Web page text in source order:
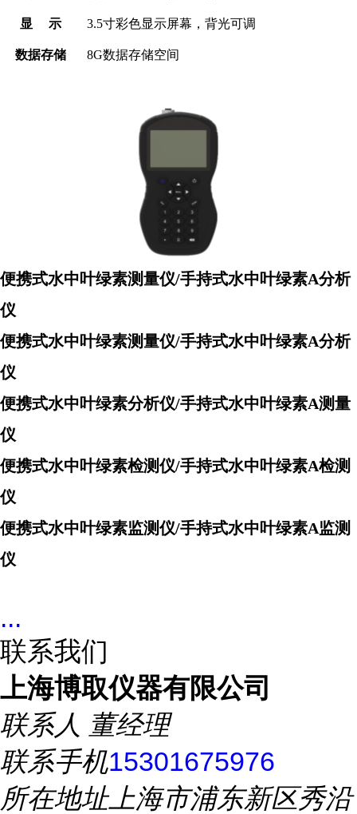
显 示 3.5寸彩色显示屏幕，背光可调
数据存储 8G数据存储空间
便携式水中叶绿素测量仪/手持式水中叶绿素A分析
仪
便携式水中叶绿素测量仪/手持式水中叶绿素A分析
仪
便携式水中叶绿素分析仪/手持式水中叶绿素A测量
仪
便携式水中叶绿素检测仪/手持式水中叶绿素A检测
仪
便携式水中叶绿素监测仪/手持式水中叶绿素A监测
仪
...
联系我们
上海博取仪器有限公司
联系人 董经理
联系手机15301675976
所在地址上海市浦东新区秀沿